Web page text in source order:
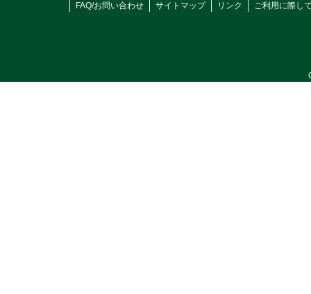
FAQ/お問い合わせ
サイトマップ リンク ご利用に際し